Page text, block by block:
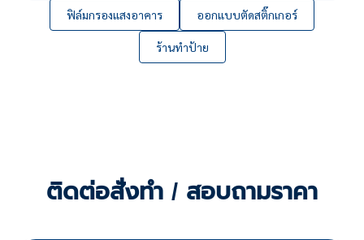
ฟิล์มกรองแสงอาคาร ออกแบบตัดสติ๊กเกอร์
ร้านทำป้าย
ติดต่อสั่งทำ / สอบถามราคา